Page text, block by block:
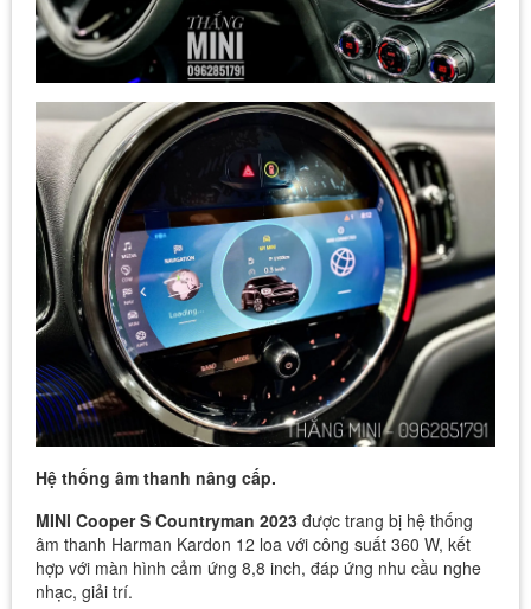
Hệ thống âm thanh nâng cấp.
MINI Cooper S Countryman 2023 được trang bị hệ thống
âm thanh Harman Kardon 12 loa với công suất 360 W, kết
hợp với màn hình cảm ứng 8,8 inch, đáp ứng nhu cầu nghe
nhạc, giải trí.